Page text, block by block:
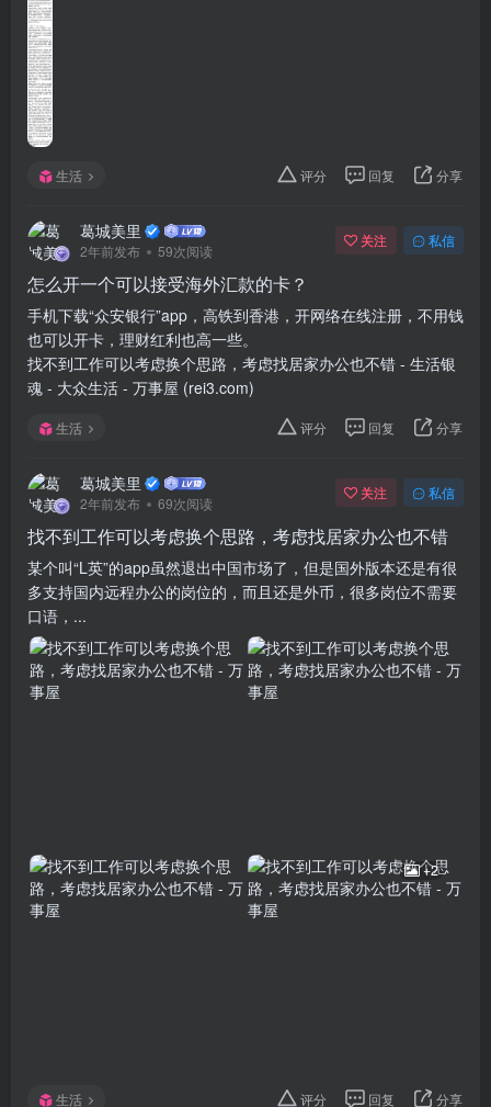
生活 评分 回复 分享
葛城美里
2年前发布 59次阅读
关注 私信
怎么开一个可以接受海外汇款的卡？
手机下载“众安银行”app，高铁到香港，开网络在线注册，不用钱
也可以开卡，理财红利也高一些。
找不到工作可以考虑换个思路，考虑找居家办公也不错 - 生活银
魂 - 大众生活 - 万事屋 (rei3.com)
生活 评分 回复 分享
葛城美里
2年前发布 69次阅读
关注 私信
找不到工作可以考虑换个思路，考虑找居家办公也不错
某个叫“L英”的app虽然退出中国市场了，但是国外版本还是有很
多支持国内远程办公的岗位的，而且还是外币，很多岗位不需要
口语，...
+2
生活 评分 回复 分享